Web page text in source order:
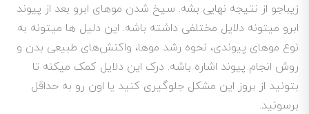
زیباجو از نتیجه نهایی بشه. سیخ شدن موهای ابرو بعد از پیوند
ابرو میتونه دلایل مختلفی داشته باشه. این دلیل ها میتونه به
نوع موهای پیوندی، نحوه رشد موها، واکنش‌های طبیعی بدن و
روش انجام پیوند اشاره باشه. درک این دلایل کمک میکنه تا
بتونید از بروز این مشکل جلوگیری کنید یا اون رو به حداقل
برسونید.